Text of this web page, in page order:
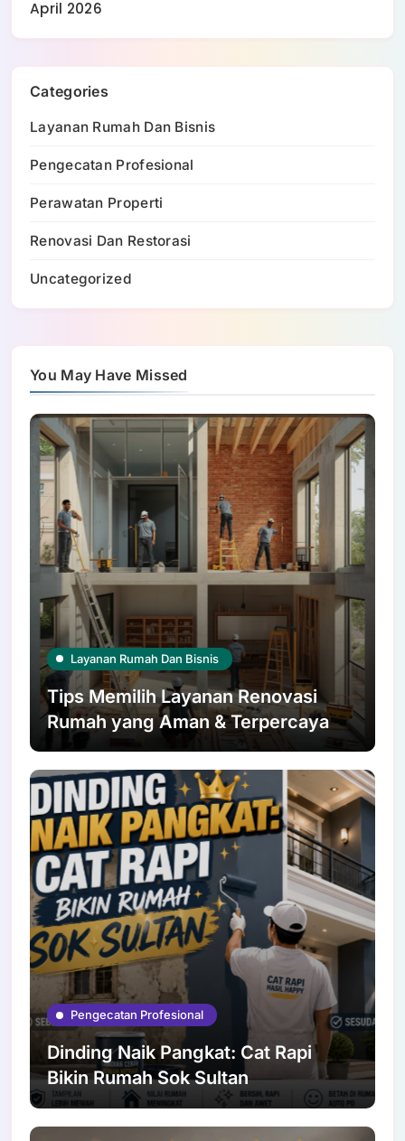
April 2026
Categories
Layanan Rumah Dan Bisnis
Pengecatan Profesional
Perawatan Properti
Renovasi Dan Restorasi
Uncategorized
You May Have Missed
Layanan Rumah Dan Bisnis
Tips Memilih Layanan Renovasi
Rumah yang Aman & Terpercaya
Pengecatan Profesional
Dinding Naik Pangkat: Cat Rapi
Bikin Rumah Sok Sultan